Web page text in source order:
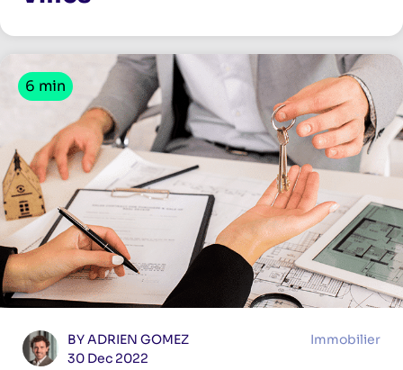
6 min
BY ADRIEN GOMEZ
30 Dec 2022
Immobilier